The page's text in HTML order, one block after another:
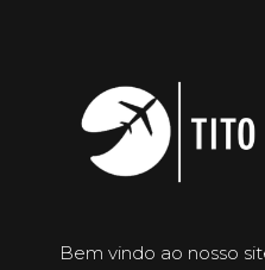
Bem vindo ao nosso